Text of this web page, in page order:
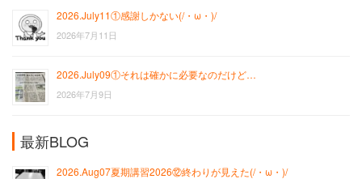
2026.July11①感謝しかない(/・ω・)/
2026年7月11日
2026.July09①それは確かに必要なのだけど…
2026年7月9日
最新BLOG
2026.Aug07夏期講習2026⑫終わりが見えた(/・ω・)/